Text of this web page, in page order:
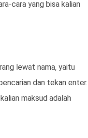
cara yang bisa kalian
lewat nama, yaitu
dan tekan enter.
maksud adalah